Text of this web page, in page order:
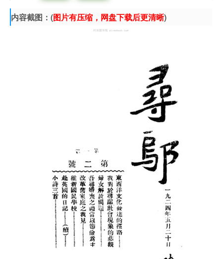
内容截图：(图片有压缩，网盘下载后更清晰)